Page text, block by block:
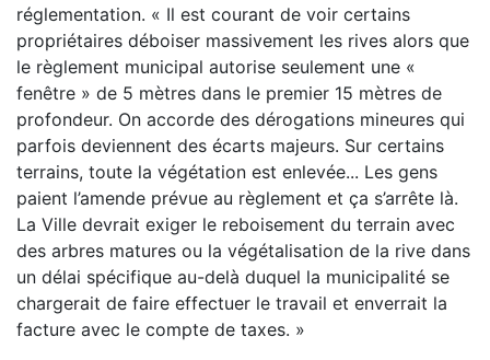
réglementation. « Il est courant de voir certains
propriétaires déboiser massivement les rives alors que
le règlement municipal autorise seulement une «
fenêtre » de 5 mètres dans le premier 15 mètres de
profondeur. On accorde des dérogations mineures qui
parfois deviennent des écarts majeurs. Sur certains
terrains, toute la végétation est enlevée... Les gens
paient l’amende prévue au règlement et ça s’arrête là.
La Ville devrait exiger le reboisement du terrain avec
des arbres matures ou la végétalisation de la rive dans
un délai spécifique au-delà duquel la municipalité se
chargerait de faire effectuer le travail et enverrait la
facture avec le compte de taxes. »